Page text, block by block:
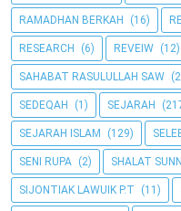
RAMADHAN BERKAH (16)
RESEARCH (6) REVEIW (12)
SAHABAT RASULULLAH SAW
SEDEQAH (1) SEJARAH
SEJARAH ISLAM (129)
SENI RUPA (2) SHALAT
SIJONTIAK LAWUIK P.T (11)